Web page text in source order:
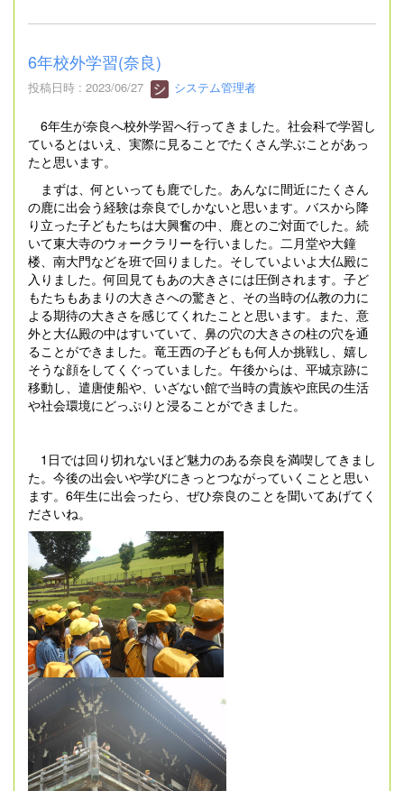
6年校外学習(奈良)
投稿日時 : 2023/06/27 システム管理者
6年生が奈良へ校外学習へ行ってきました。社会科で学習し
ているとはいえ、実際に見ることでたくさん学ぶことがあっ
たと思います。
まずは、何といっても鹿でした。あんなに間近にたくさん
の鹿に出会う経験は奈良でしかないと思います。バスから降
り立った子どもたちは大興奮の中、鹿とのご対面でした。続
いて東大寺のウォークラリーを行いました。二月堂や大鐘
楼、南大門などを班で回りました。そしていよいよ大仏殿に
入りました。何回見てもあの大きさには圧倒されます。子ど
もたちもあまりの大きさへの驚きと、その当時の仏教の力に
よる期待の大きさを感じてくれたことと思います。また、意
外と大仏殿の中はすいていて、鼻の穴の大きさの柱の穴を通
ることができました。竜王西の子どもも何人か挑戦し、嬉し
そうな顔をしてくぐっていました。午後からは、平城京跡に
移動し、遣唐使船や、いざない館で当時の貴族や庶民の生活
や社会環境にどっぷりと浸ることができました。
1日では回り切れないほど魅力のある奈良を満喫してきまし
た。今後の出会いや学びにきっとつながっていくことと思い
ます。6年生に出会ったら、ぜひ奈良のことを聞いてあげてく
ださいね。